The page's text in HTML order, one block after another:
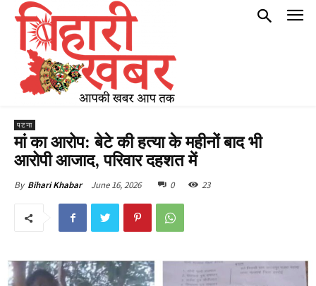
पटना
मां का आरोप: बेटे की हत्या के महीनों बाद भी
आरोपी आजाद, परिवार दहशत में
By Bihari Khabar June 16, 2026 0 23